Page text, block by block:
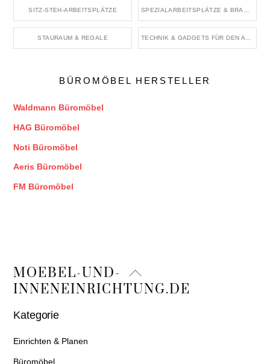
SITZ-STEH-ARBEITSPLÄTZE
STAURAUM & REGALE TECHNIK & GADGETS FÜR DEN ARBEITSPLATZ
BÜROMÖBEL HERSTELLER
Waldmann Büromöbel
HAG Büromöbel
Noti Büromöbel
Aeris Büromöbel
FM Büromöbel
Back
To
MOEBEL-UND-
INNENEINRICHTUNG.DE
Kategorie
Einrichten & Planen
Büromöbel